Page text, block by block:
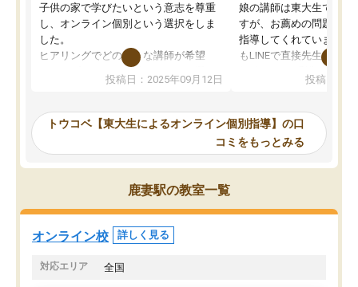
子供の家で学びたいという意志を尊重
し、オンライン個別という選択をしま
した。
ヒアリングでどのような講師が希望
か、オプションは付帯するかなど選ぶ
事が出来ました。
ーティングを行い、その講師で良いか
見てから講師を決定する事ができま
す。
うちの子は、初回面談の講師の方で決
オンラインツールを使用した単語帳の
共有があり宿題もそちらで出される形
でした。
投稿日：2025年09月12日
娘の講師は東大生では無
すが、お薦めの問題集や
指導してくれています。
もLINEで直接先生に質問
めれるので、個人に合
いなのがあり(有料)、受
ことをどんなスケジュー
くか相談したのですが、
ち期待したものではなく
くなってきたようなので
投稿日：
トウコベ【東大生によるオンライン個別指導】の口
コミをもっとみる
鹿妻駅の教室一覧
オンライン校 詳しく見る
対応エリア 全国